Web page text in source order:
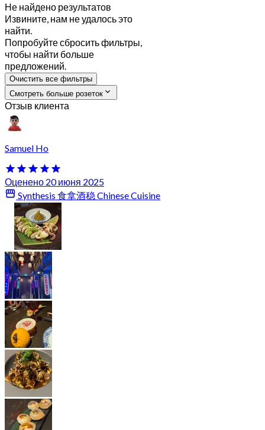
Не найдено результатов
Извините, нам не удалось это
найти.
Попробуйте сбросить фильтры,
чтобы найти больше
предложений.
Очистить все фильтры
Смотреть больше розеток
Отзыв клиента
Samuel Ho
Оценено 20 июня 2025
Synthesis 食拿酒稳 Chinese Cuisine